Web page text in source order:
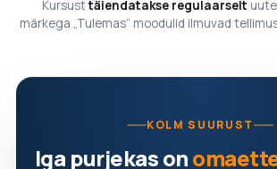
Kursusttäiendatakse regulaarselt
märkega „Tulemas“ moodulid ilmuvad
KOLM SUURUST
Iga purjekas on